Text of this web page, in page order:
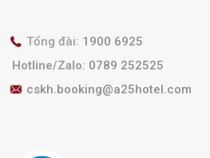
Tổng đài: 1900 6925
Hotline/Zalo: 0789 252525
cskh.booking@a25hotel.com